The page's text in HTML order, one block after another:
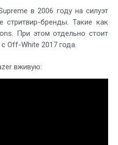
в 2006 году на силуэт
стритвир-бренды. Такие как
При этом отдельно стоит
Off-White 2017 года.
вживую: